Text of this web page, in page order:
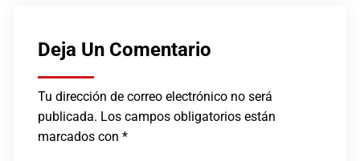
Deja Un Comentario
Tu dirección de correo electrónico no será
publicada. Los campos obligatorios están
marcados con*